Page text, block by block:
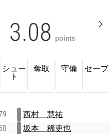
3.08 points
シュー
ト
奪取 守備 セーブ
西村 慧祐
坂本 稀吏也